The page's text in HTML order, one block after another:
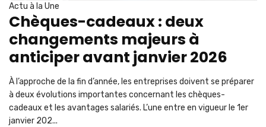
Actu à la Une
Chèques-cadeaux : deux
changements majeurs à
anticiper avant janvier 2026
À l’approche de la fin d’année, les entreprises doivent se préparer
à deux évolutions importantes concernant les chèques-
cadeaux et les avantages salariés. L’une entre en vigueur le 1er
janvier 202...